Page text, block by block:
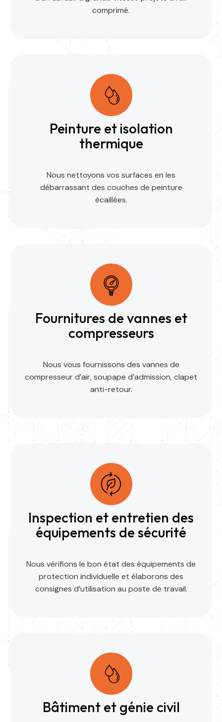
comprimé.
Peinture et isolation
thermique
Nous nettoyons vos surfaces en les
débarrassant des couches de peinture
écaillées.
Fournitures de vannes et
compresseurs
Nous vous fournissons des vannes de
compresseur d’air, soupape d’admission, clapet
anti-retour.
Inspection et entretien des
équipements de sécurité
Nous vérifions le bon état des équipements de
protection individuelle et élaborons des
consignes d’utilisation au poste de travail.
Bâtiment et génie civil